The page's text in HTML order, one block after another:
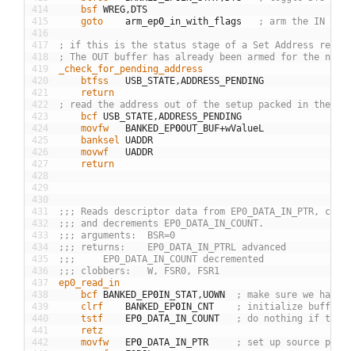
414
415
416
417
418
419
420
421
422
423
424
425
426
427
428
429
430
431
432
433
434
435
436
437
438
439
440
441
442
	bsf
WREG, DTS
	goto
arm ep0 in with flags ; arm the IN
; if this is the status stage of a Set Address
; The OUT buffer has already been armed for the next
_check_for_pending_address
	btfss
USB STATE,ADDRESS
PENDING
	return
; read the address out of the setup packed in the
	bcf
USB STATE,ADDRESS
PENDING
	movfw
BANKED EP0OUT BUF+wValueL
	banksel
UADDR
	movwf
UADDR
	return
;;; Reads descriptor data from EP0_DATA_IN_PTR,
;;; and decrements EP0_DATA_IN_COUNT.
;;; arguments:	BSR=0
;;; returns:	EP0_DATA_IN_PTRL advanced
;;;		EP0_DATA_IN_COUNT decremented
;;; clobbers:	W, FSR0, FSR1
ep0_read_in
	bcf
BANKED EP0IN STAT,UOWN
; make sure we have
	clrf
BANKED EP0IN CNT
; initialize buffer
	tstf
EP0 DATA IN COUNT
; do nothing if there
	retz
	movfw
EP0 DATA IN PTR
; set up source